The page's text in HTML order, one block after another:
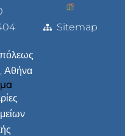
Αθήνα
Sitemap